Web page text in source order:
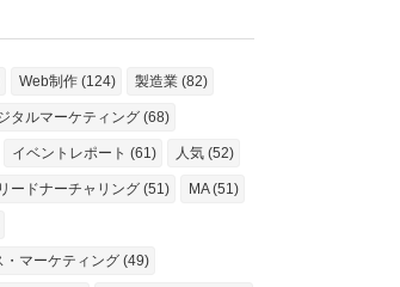
Web制作 (124) 製造業 (82)
タルマーケティング (68)
イベントレポート (61) 人気 (52)
リードナーチャリング (51) MA (51)
・マーケティング (49)